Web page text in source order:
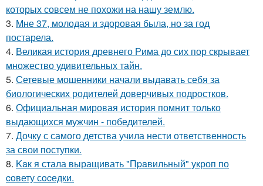
которых совсем не похожи на нашу землю.
3. Мне 37, молодая и здоровая была, но за год
постарела.
4. Великая история древнего Рима до сих пор скрывает
множество удивительных тайн.
5. Сетевые мошенники начали выдавать себя за
биологических родителей доверчивых подростков.
6. Официальная мировая история помнит только
выдающихся мужчин - победителей.
7. Дочку с самого детства учила нести ответственность
за свои поступки.
8. Kaк я стала выращивать "Пpaвильный" укроп по
coвету сocедки.